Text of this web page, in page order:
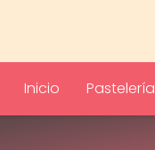
Inicio Pastelería